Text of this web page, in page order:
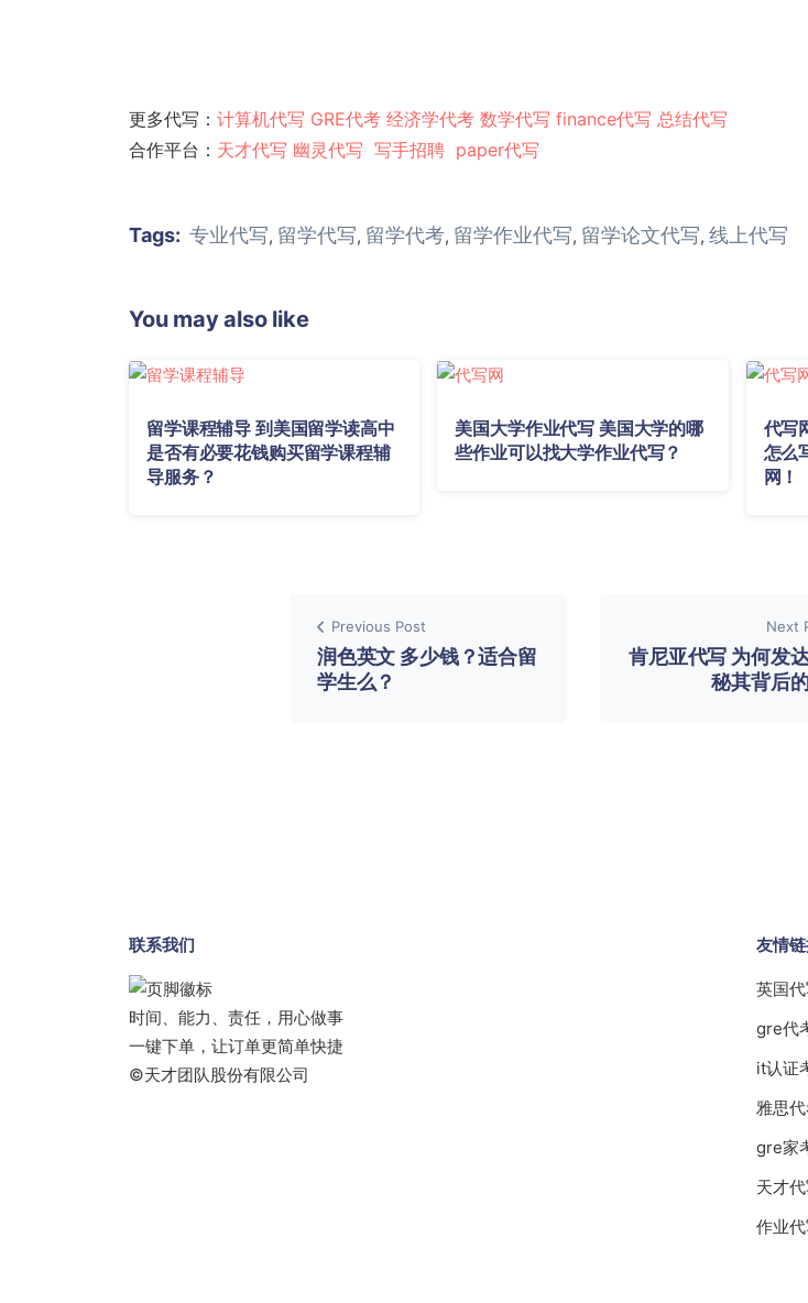
更多代写： 计算机代写 GRE代考 经济学代考 数学代写 finance代写 总结代写
合作平台： 天才代写 幽灵代写 写手招聘 paper代写
Tags: 专业代写, 留学代写, 留学代考, 留学作业代写, 留学论文代写, 线上代写
You may also like
留学课程辅导 到美国留学读高中
是否有必要花钱购买留学课程辅
导服务？
美国大学作业代写 美国大学的哪
些作业可以找大学作业代写？
代写
怎么
网！
Previous Post
润色英文 多少钱？适合留
学生么？
Next
肯尼亚代写 为何发
秘其背后
联系我们
时间、能力、责任，用心做事
一键下单，让订单更简单快捷
©天才团队股份有限公司
友情
英国
gre代
it认证
雅思
gre家
天才
作业